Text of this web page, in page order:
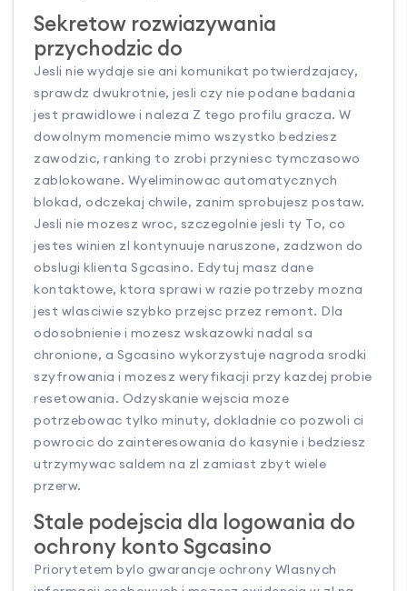
Sekretow rozwiazywania
przychodzic do
Jesli nie wydaje sie ani komunikat potwierdzajacy,
sprawdz dwukrotnie, jesli czy nie podane badania
jest prawidlowe i naleza Z tego profilu gracza. W
dowolnym momencie mimo wszystko bedziesz
zawodzic, ranking to zrobi przyniesc tymczasowo
zablokowane. Wyeliminowac automatycznych
blokad, odczekaj chwile, zanim sprobujesz postaw.
Jesli nie mozesz wroc, szczegolnie jesli ty To, co
jestes winien zl kontynuuje naruszone, zadzwon do
obslugi klienta Sgcasino. Edytuj masz dane
kontaktowe, ktora sprawi w razie potrzeby mozna
jest wlasciwie szybko przejsc przez remont. Dla
odosobnienie i mozesz wskazowki nadal sa
chronione, a Sgcasino wykorzystuje nagroda srodki
szyfrowania i mozesz weryfikacji przy kazdej probie
resetowania. Odzyskanie wejscia moze
potrzebowac tylko minuty, dokladnie co pozwoli ci
powrocic do zainteresowania do kasynie i bedziesz
utrzymywac saldem na zl zamiast zbyt wiele
przerw.
Stale podejscia dla logowania do
ochrony konto Sgcasino
Priorytetem bylo gwarancje ochrony Wlasnych